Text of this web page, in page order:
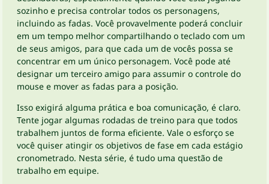
sozinho e precisa controlar todos os personagens,
incluindo as fadas. Você provavelmente poderá concluir
em um tempo melhor compartilhando o teclado com um
de seus amigos, para que cada um de vocês possa se
concentrar em um único personagem. Você pode até
designar um terceiro amigo para assumir o controle do
mouse e mover as fadas para a posição.
Isso exigirá alguma prática e boa comunicação, é claro.
Tente jogar algumas rodadas de treino para que todos
trabalhem juntos de forma eficiente. Vale o esforço se
você quiser atingir os objetivos de fase em cada estágio
cronometrado. Nesta série, é tudo uma questão de
trabalho em equipe.